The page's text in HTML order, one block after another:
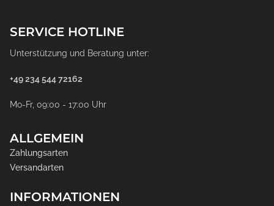
SERVICE HOTLINE
Unterstützung und Beratung unter:
+49 234 544 72162
Mo-Fr, 09:00 - 17:00 Uhr
ALLGEMEIN
Zahlungsarten
Versandarten
INFORMATIONEN